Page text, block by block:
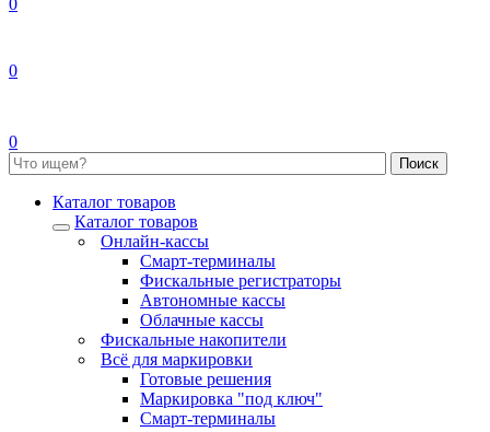
0
0
0
Каталог товаров
Каталог товаров
Онлайн-кассы
Смарт-терминалы
Фискальные регистраторы
Автономные кассы
Облачные кассы
Фискальные накопители
Всё для маркировки
Готовые решения
Маркировка "под ключ"
Смарт-терминалы